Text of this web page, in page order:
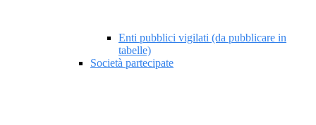
Enti pubblici vigilati (da pubblicare in
tabelle)
Società partecipate